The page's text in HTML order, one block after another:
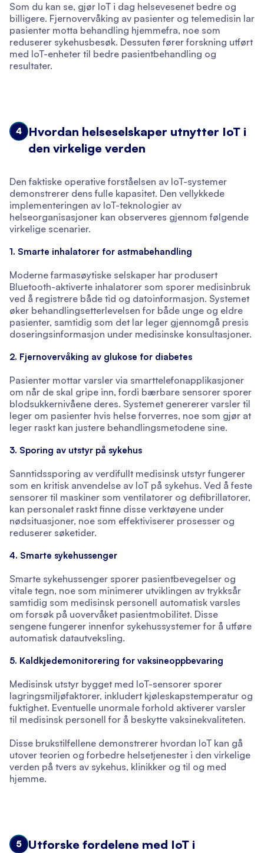
Som du kan se, gjør IoT i dag helsevesenet bedre og
billigere. Fjernovervåking av pasienter og telemedisin lar
pasienter motta behandling hjemmefra, noe som
reduserer sykehusbesøk. Dessuten fører forskning utført
med IoT-enheter til bedre pasientbehandling og
resultater.
4
Hvordan helseselskaper utnytter IoT i
den virkelige verden
Den faktiske operative forståelsen av IoT-systemer
demonstrerer dens fulle kapasitet. Den vellykkede
implementeringen av IoT-teknologier av
helseorganisasjoner kan observeres gjennom følgende
virkelige scenarier.
1. Smarte inhalatorer for astmabehandling
Moderne farmasøytiske selskaper har produsert
Bluetooth-aktiverte inhalatorer som sporer medisinbruk
ved å registrere både tid og datoinformasjon. Systemet
øker behandlingsetterlevelsen for både unge og eldre
pasienter, samtidig som det lar leger gjennomgå presis
doseringsinformasjon under medisinske konsultasjoner.
2. Fjernovervåking av glukose for diabetes
Pasienter mottar varsler via smarttelefonapplikasjoner
om når de skal gripe inn, fordi bærbare sensorer sporer
blodsukkernivåene deres. Systemet genererer varsler til
leger om pasienter hvis helse forverres, noe som gjør at
leger raskt kan justere behandlingsmetodene sine.
3. Sporing av utstyr på sykehus
Sanntidssporing av verdifullt medisinsk utstyr fungerer
som en kritisk anvendelse av IoT på sykehus. Ved å feste
sensorer til maskiner som ventilatorer og defibrillatorer,
kan personalet raskt finne disse verktøyene under
nødsituasjoner, noe som effektiviserer prosesser og
reduserer søketider.
4. Smarte sykehussenger
Smarte sykehussenger sporer pasientbevegelser og
vitale tegn, noe som minimerer utviklingen av trykksår
samtidig som medisinsk personell automatisk varsles
om forsøk på uovervåket pasientmobilitet. Disse
sengene fungerer innenfor sykehussystemer for å utføre
automatisk datautveksling.
5. Kaldkjedemonitorering for vaksineoppbevaring
Medisinsk utstyr bygget med IoT-sensorer sporer
lagringsmiljøfaktorer, inkludert kjøleskapstemperatur og
fuktighet. Eventuelle unormale forhold aktiverer varsler
til medisinsk personell for å beskytte vaksinekvaliteten.
Disse brukstilfellene demonstrerer hvordan IoT kan gå
utover teorien og forbedre helsetjenester i den virkelige
verden på tvers av sykehus, klinikker og til og med
hjemme.
5
Utforske fordelene med IoT i